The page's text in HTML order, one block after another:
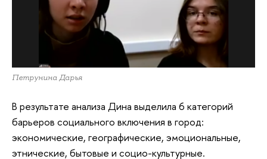
Петрунина Дарья
В результате анализа Дина выделила 6 категорий
барьеров социального включения в город:
экономические, географические, эмоциональные,
этнические, бытовые и социо-культурные.